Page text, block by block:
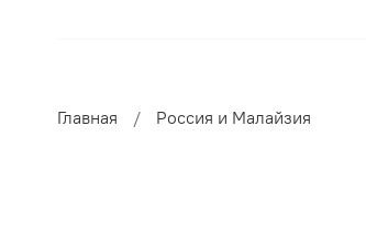
Главная Россия и Малайзия